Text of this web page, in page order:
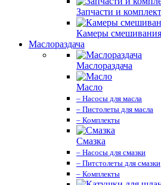
Запчасти и
Камеры
Маслораздача
Маслораздача
Масло
– Насосы для масла
– Пистолеты для масла
– Комплекты
Смазка
– Насосы для смазки
– Питстолеты для смазки
– Комплекты